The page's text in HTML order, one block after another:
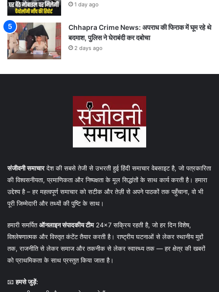
1 day ago
Chhapra Crime News: अपराध की फिराक में घूम रहे थे
बदमाश, पुलिस ने घेराबंदी कर दबोचा
2 days ago
संजीवनी समाचारदेश की सबसे तेजी से उभरती हुई हिंदी समाचार वेबसाइट है, जो पत्रकारिता
की विश्वसनीयता, प्रमाणिकता और निष्पक्षता के मूल सिद्धांतों के साथ कार्य करती है। हमारा
उद्देश्य है – हर महत्वपूर्ण समाचार को सटीक और तेज़ी से अपने पाठकों तक पहुँचाना, वो भी
पूरी जिम्मेदारी और तथ्यों की पुष्टि के साथ।
हमारी समर्पितऑनलाइन संपादकीय टीम24×7 सक्रिय रहती है, जो हर दिन विशेष,
विश्लेषणात्मक और विस्तृत कंटेंट तैयार करती है। राष्ट्रीय घटनाओं से लेकर स्थानीय मुद्दों
तक, राजनीति से लेकर समाज और तकनीक से लेकर स्वास्थ्य तक — हर क्षेत्र की खबरों
को प्राथमिकता के साथ प्रस्तुत किया जाता है।
📧हमसे जुड़ें: